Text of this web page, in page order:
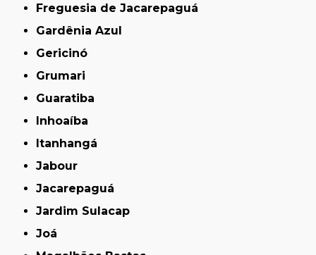
Freguesia de Jacarepaguá
Gardênia Azul
Gericinó
Grumari
Guaratiba
Inhoaíba
Itanhangá
Jabour
Jacarepaguá
Jardim Sulacap
Joá